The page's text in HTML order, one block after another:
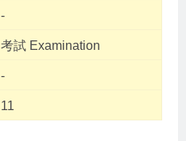
-
考試 Examination
-
11